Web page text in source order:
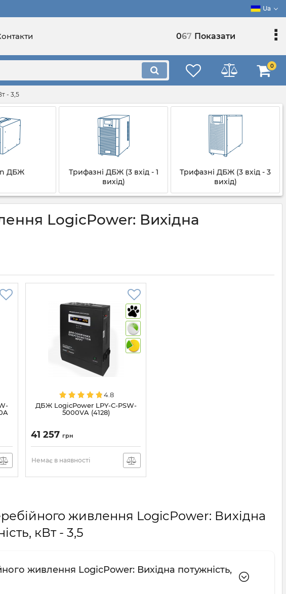
Ua
067 Показати
0
- 3,5
ДБЖ
Трифазні ДБЖ (3 вхід - 1
вихід)
Трифазні ДБЖ (3 вхід - 3
вихід)
LogicPower: Вихідна
4.8
ДБЖ LogicPower LPY-С-PSW-
5000VA (4128)
41 257 грн
Немає в наявності
живлення LogicPower: Вихідна
кВт - 3,5
живлення LogicPower: Вихідна потужність,